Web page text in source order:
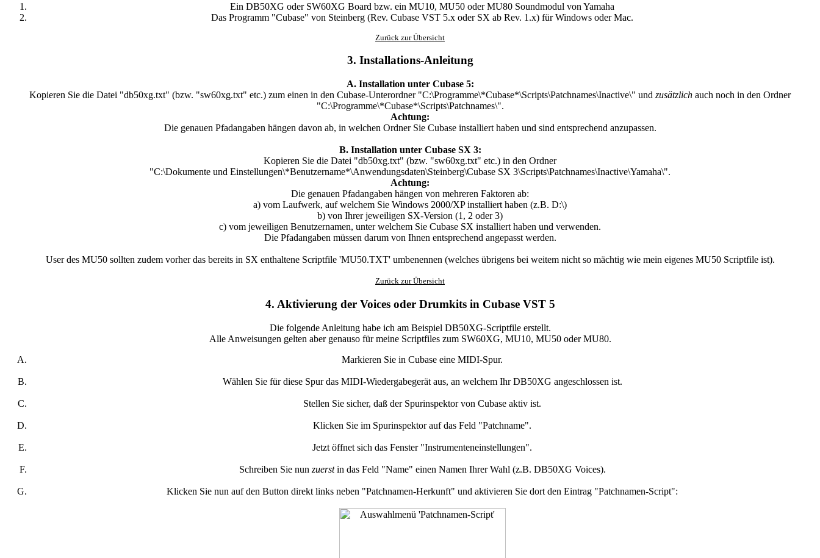
Ein DB50XG oder SW60XG Board bzw. ein MU10, MU50 oder MU80 Soundmodul von Yamaha
Das Programm "Cubase" von Steinberg (Rev. Cubase VST 5.x oder SX ab Rev. 1.x) für Windows oder Mac.
Zurück zur Übersicht
3. Installations-Anleitung
A. Installation unter Cubase 5:
Kopieren Sie die Datei "db50xg.txt" (bzw. "sw60xg.txt" etc.) zum einen in den Cubase-Unterordner "C:\Programme\*Cubase*\Scripts\Patchnames\Inactive\" und zusätzlich auch noch in den Ordner
"C:\Programme\*Cubase*\Scripts\Patchnames\".
Achtung:
Die genauen Pfadangaben hängen davon ab, in welchen Ordner Sie Cubase installiert haben und sind entsprechend anzupassen.
B. Installation unter Cubase SX 3:
Kopieren Sie die Datei "db50xg.txt" (bzw. "sw60xg.txt" etc.) in den Ordner
"C:\Dokumente und Einstellungen\*Benutzername*\Anwendungsdaten\Steinberg\Cubase SX 3\Scripts\Patchnames\Inactive\Yamaha\".
Achtung:
Die genauen Pfadangaben hängen von mehreren Faktoren ab:
a) vom Laufwerk, auf welchem Sie Windows 2000/XP installiert haben (z.B. D:\)
b) von Ihrer jeweiligen SX-Version (1, 2 oder 3)
c) vom jeweiligen Benutzernamen, unter welchem Sie Cubase SX installiert haben und verwenden.
Die Pfadangaben müssen darum von Ihnen entsprechend angepasst werden.
User des MU50 sollten zudem vorher das bereits in SX enthaltene Scriptfile 'MU50.TXT' umbenennen (welches übrigens bei weitem nicht so mächtig wie mein eigenes MU50 Scriptfile ist).
Zurück zur Übersicht
4. Aktivierung der Voices oder Drumkits in Cubase VST 5
Die folgende Anleitung habe ich am Beispiel DB50XG-Scriptfile erstellt.
Alle Anweisungen gelten aber genauso für meine Scriptfiles zum SW60XG, MU10, MU50 oder MU80.
Markieren Sie in Cubase eine MIDI-Spur.
Wählen Sie für diese Spur das MIDI-Wiedergabegerät aus, an welchem Ihr DB50XG angeschlossen ist.
Stellen Sie sicher, daß der Spurinspektor von Cubase aktiv ist.
Klicken Sie im Spurinspektor auf das Feld "Patchname".
Jetzt öffnet sich das Fenster "Instrumenteneinstellungen".
Schreiben Sie nun zuerstin das Feld "Name" einen Namen Ihrer Wahl (z.B. DB50XG Voices).
Klicken Sie nun auf den Button direkt links neben "Patchnamen-Herkunft" und aktivieren Sie dort den Eintrag "Patchnamen-Script":